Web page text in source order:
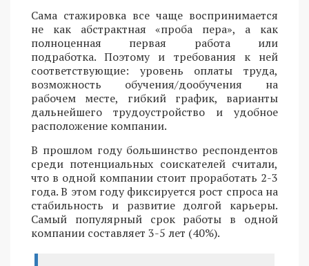
Сама стажировка все чаще воспринимается
не как абстрактная «проба пера», а как
полноценная первая работа или
подработка. Поэтому и требования к ней
соответствующие: уровень оплаты труда,
возможность обучения/дообучения на
рабочем месте, гибкий график, варианты
дальнейшего трудоустройство и удобное
расположение компании.
В прошлом году большинство респондентов
среди потенциальных соискателей считали,
что в одной компании стоит проработать 2-3
года. В этом году фиксируется рост спроса на
стабильность и развитие долгой карьеры.
Самый популярный срок работы в одной
компании составляет 3-5 лет (40%).